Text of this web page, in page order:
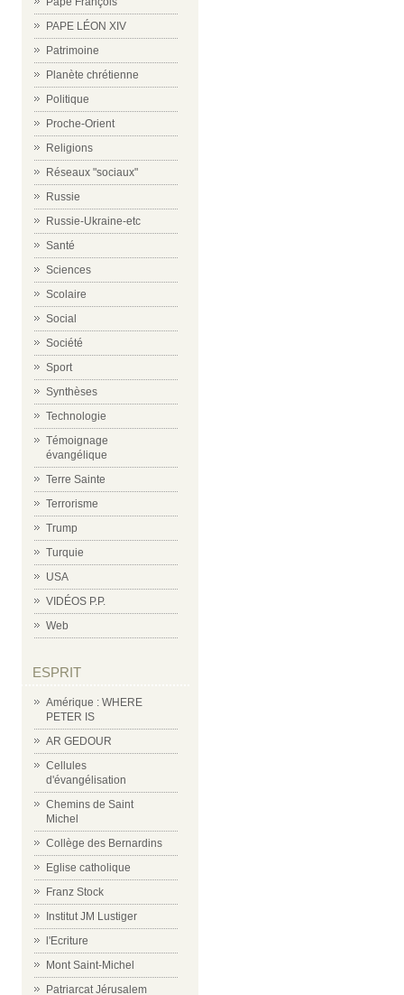
PAPE LÉON XIV
Patrimoine
Planète chrétienne
Politique
Proche-Orient
Religions
Réseaux "sociaux"
Russie
Russie-Ukraine-etc
Santé
Sciences
Scolaire
Social
Société
Sport
Synthèses
Technologie
Témoignage
évangélique
Terre Sainte
Terrorisme
Trump
Turquie
USA
VIDÉOS P.P.
Web
ESPRIT
Amérique : WHERE
PETER IS
AR GEDOUR
Cellules
d'évangélisation
Chemins de Saint
Michel
Collège des Bernardins
Eglise catholique
Franz Stock
Institut JM Lustiger
l'Ecriture
Mont Saint-Michel
Patriarcat Jérusalem